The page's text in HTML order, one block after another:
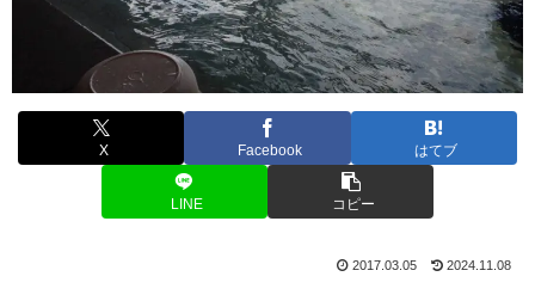
X Facebook はてブ
LINE コピー
2017.03.05 2024.11.08